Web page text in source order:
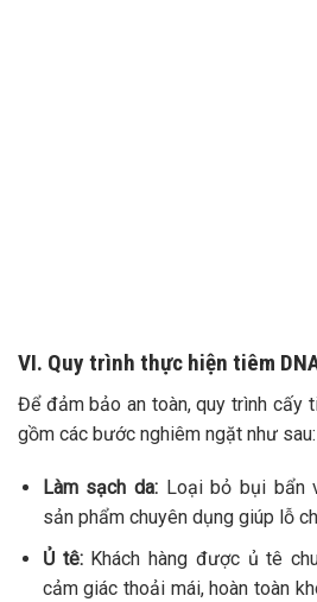
VI. Quy trình thực hiện tiêm
Để đảm bảo an toàn, quy trình cấy
gồm các bước nghiêm ngặt như sau:
Làm sạch da: Loại bỏ bụi bẩn
sản phẩm chuyên dụng giúp lỗ
Ủ tê:Khách hàng được ủ tê
cảm giác thoải mái, hoàn toàn